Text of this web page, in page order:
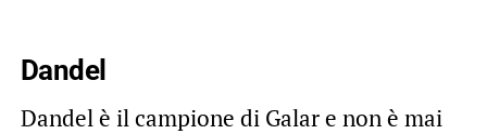
Dandel
Dandel è il campione di Galar e non è mai